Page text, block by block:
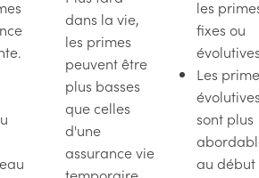
dans la vie,
les primes
peuvent être
plus basses
que celles
d'une
assurance vie
les
fixes ou
Les
sont plus
au début